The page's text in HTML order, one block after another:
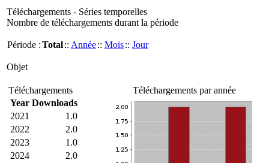
Téléchargements - Séries temporelles
Nombre de téléchargements durant la période
Période :Total:: Année:: Mois:: Jour
Objet
Téléchargements
Year Downloads
2021
1.0
2022
2.0
2023
1.0
2024
2.0
Téléchargements par année